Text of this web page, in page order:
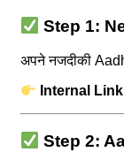
Step 1:
अपने नजदीकी
Internal
Step 2: